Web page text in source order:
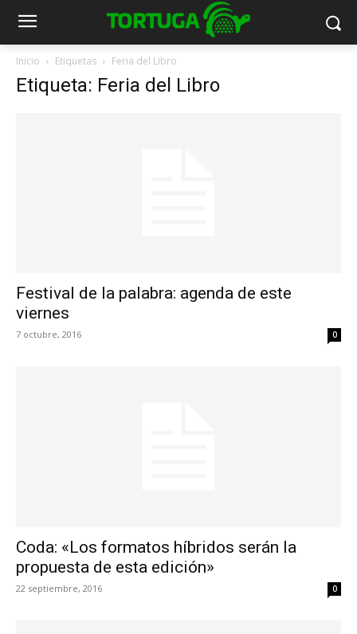
Inicio Etiquetas Feria del Libro
Etiqueta: Feria del Libro
Festival de la palabra: agenda de este
viernes
7 octubre, 2016 0
Coda: «Los formatos híbridos serán la
propuesta de esta edición»
22 septiembre, 2016 0